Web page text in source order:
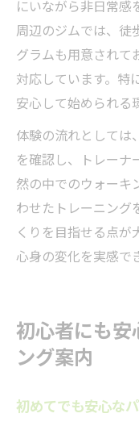
にいながら非日常感
周辺のジムでは、徒
グラムも用意されて
対応しています。特
安心して始められる
体験の流れとしては
を確認し、トレーナ
然の中でのウォーキ
わせたトレーニング
くりを目指せる点が
心身の変化を実感で
初心者にも安
ング案内
初めてでも安心な